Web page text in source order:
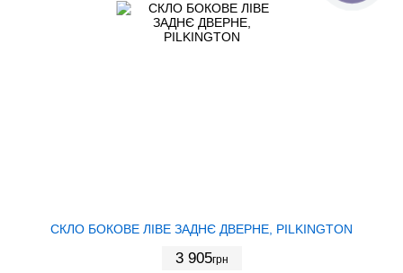
СКЛО БОКОВЕ ЛІВЕ ЗАДНЄ ДВЕРНЕ, PILKINGTON
3 905грн